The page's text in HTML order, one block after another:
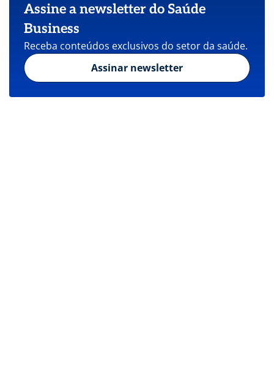
Assine a newsletter do Saúde
Business
Receba conteúdos exclusivos do setor da saúde.
Assinar newsletter